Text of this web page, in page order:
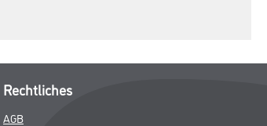
Rechtliches
AGB